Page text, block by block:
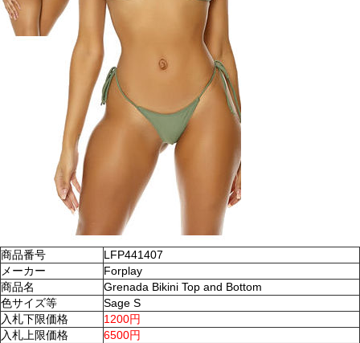
商品番号
LFP441407
メーカー
Forplay
商品名
Grenada Bikini Top and Bottom
色サイズ等
Sage S
入札下限価格
1200円
入札上限価格
6500円